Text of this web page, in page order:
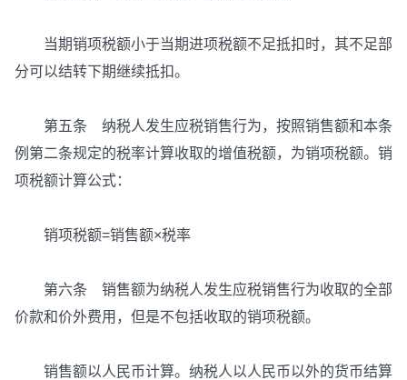
当期销项税额小于当期进项税额不足抵扣时，其不足部
分可以结转下期继续抵扣。
第五条 纳税人发生应税销售行为，按照销售额和本条
例第二条规定的税率计算收取的增值税额，为销项税额。销
项税额计算公式：
销项税额=销售额×税率
第六条 销售额为纳税人发生应税销售行为收取的全部
价款和价外费用，但是不包括收取的销项税额。
销售额以人民币计算。纳税人以人民币以外的货币结算